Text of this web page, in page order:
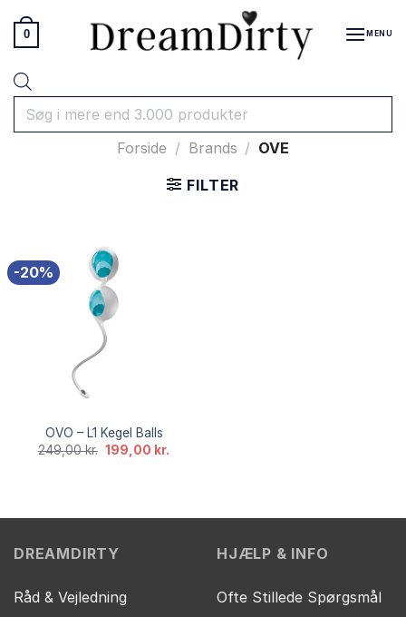
0 MENU
search
Forside / Brands / OVE
FILTER
-20%
OVO – L1 Kegel Balls
249,00kr. Den
oprindelige
199,00 kr.
DREAMDIRTY
Råd & Vejledning
HJÆLP & INFO
Ofte Stillede Spørgsmål